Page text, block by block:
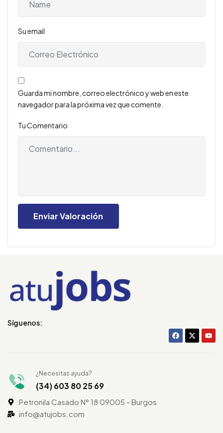
Su email
Guarda mi nombre, correo electrónico y web en este
navegador para la próxima vez que comente.
Tu Comentario
Síguenos:
¿Necesitas ayuda?
(34) 603 80 25 69
Petronila Casado N° 18 09005 - Burgos
info@atujobs.com